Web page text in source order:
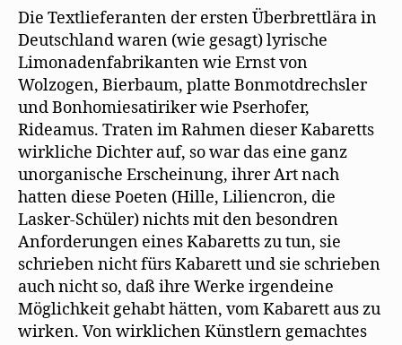
Neiße
stellt
Kabarettdichter
und
vor
Die Textlieferanten der ersten Überbrettlära in
Deutschland waren (wie gesagt) lyrische
Limonadenfabrikanten wie Ernst von
Wolzogen, Bierbaum, platte Bonmotdrechsler
und Bonhomiesatiriker wie Pserhofer,
Rideamus. Traten im Rahmen dieser Kabaretts
wirkliche Dichter auf, so war das eine ganz
unorganische Erscheinung, ihrer Art nach
hatten diese Poeten (Hille, Liliencron, die
Lasker-Schüler) nichts mit den besondren
Anforderungen eines Kabaretts zu tun, sie
schrieben nicht fürs Kabarett und sie schrieben
auch nicht so, daß ihre Werke irgendeine
Möglichkeit gehabt hätten, vom Kabarett aus zu
wirken. Von wirklichen Künstlern gemachtes